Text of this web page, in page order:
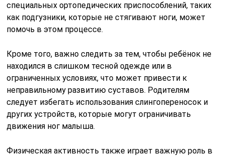
специальных ортопедических приспособлений, таких
как подгузники, которые не стягивают ноги, может
помочь в этом процессе.
Кроме того, важно следить за тем, чтобы ребёнок не
находился в слишком тесной одежде или в
ограниченных условиях, что может привести к
неправильному развитию суставов. Родителям
следует избегать использования слингопереносок и
других устройств, которые могут ограничивать
движения ног малыша.
Физическая активность также играет важную роль в